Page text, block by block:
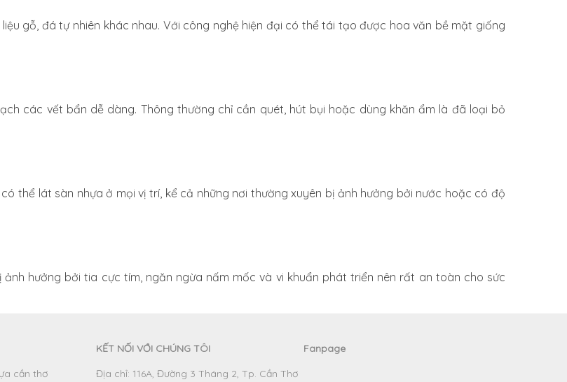
gỗ, đá tự nhiên khác nhau. Với công nghệ hiện đại có thể tái tạo được hoa văn bề mặt giống
các vết bẩn dễ dàng. Thông thường chỉ cần quét, hút bụi hoặc dùng khăn ẩm là đã loại bỏ
thể lát sàn nhựa ở mọi vị trí, kể cả những nơi thường xuyên bị ảnh hưởng bởi nước hoặc có độ
hưởng bởi tia cực tím, ngăn ngừa nấm mốc và vi khuẩn phát triển nên rất an toàn cho sức
cần thơ
KẾT NỐI VỚI CHÚNG TÔI
Địa chỉ: 116A, Đường 3 Tháng 2, Tp. Cần Thơ
Fanpage